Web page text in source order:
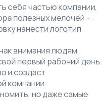
себя частью компании,
полезных мелочей –
нанести логотип
внимания людям,
первый рабочий день.
и создаст
компании.
но даже самые